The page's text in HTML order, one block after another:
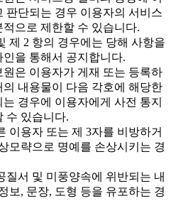
판단되는 경우 이용자의 서비스
적으로 제한할 수 있습니다.
제 2 항의 경우에는 당해 사항을
인을 통해서 공지합니다.
은 이용자가 게재 또는 등록하
의 내용물이 다음 각호에 해당한
경우에 이용자에게 사전 통지
수 있습니다.
이용자 또는 제 3자를 비방하거
모략으로 명예를 손상시키는 경
질서 및 미풍양속에 위반되는 내
보, 문장, 도형 등을 유포하는 경